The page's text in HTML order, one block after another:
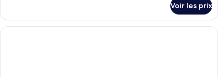
Chambre
Double
(Cabana)
le
type
de
Voir les prix